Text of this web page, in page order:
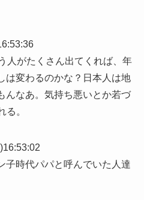
人がたくさん出てくれば、年
は変わるのかな？日本人は地
んなあ。気持ち悪いとか若づ
る。
子時代パパと呼んでいた人達